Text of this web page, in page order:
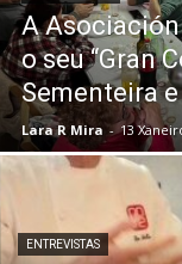
A
o seu “Gran
Sementeira
Lara R Mira - 13
ENTREVISTAS